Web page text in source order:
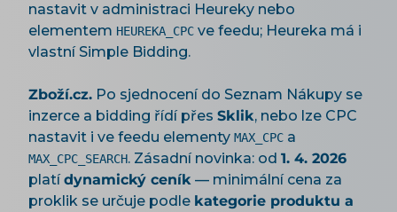
nastavit v administraci Heureky nebo
elementem HEUREKA_CPC ve feedu; Heureka má i
vlastní Simple Bidding.
Zboží.cz. Po sjednocení do Seznam Nákupy se
inzerce a bidding řídí přes Sklik, nebo lze CPC
nastavit i ve feedu elementy MAX_CPC a
MAX_CPC_SEARCH. Zásadní novinka: od 1. 4. 2026
platídynamický ceník — minimální cena za
proklik se určuje podle kategorie produktu a